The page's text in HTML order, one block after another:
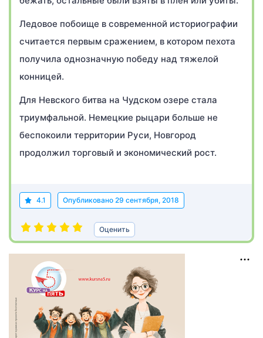
Ледовое побоище в современной историографии
считается первым сражением, в котором пехота
получила однозначную победу над тяжелой
конницей.
Для Невского битва на Чудском озере стала
триумфальной. Немецкие рыцари больше не
беспокоили территории Руси, Новгород
продолжил торговый и экономический рост.
4.1 Опубликовано 29 сентября, 2018
Оценить